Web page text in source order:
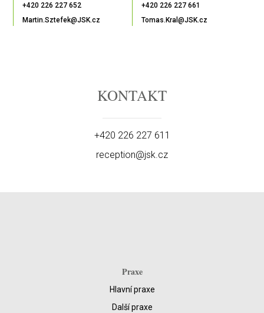
+420 226 227 652
Martin.Sztefek@JSK.cz
+420 226 227 661
Tomas.Kral@JSK.cz
KONTAKT
+420 226 227 611
reception@jsk.cz
Praxe
Hlavní praxe
Další praxe